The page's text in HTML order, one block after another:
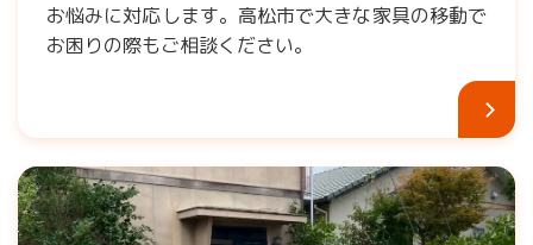
お悩みに対応します。高松市で大きな家具の移動で
お困りの際もご相談ください。